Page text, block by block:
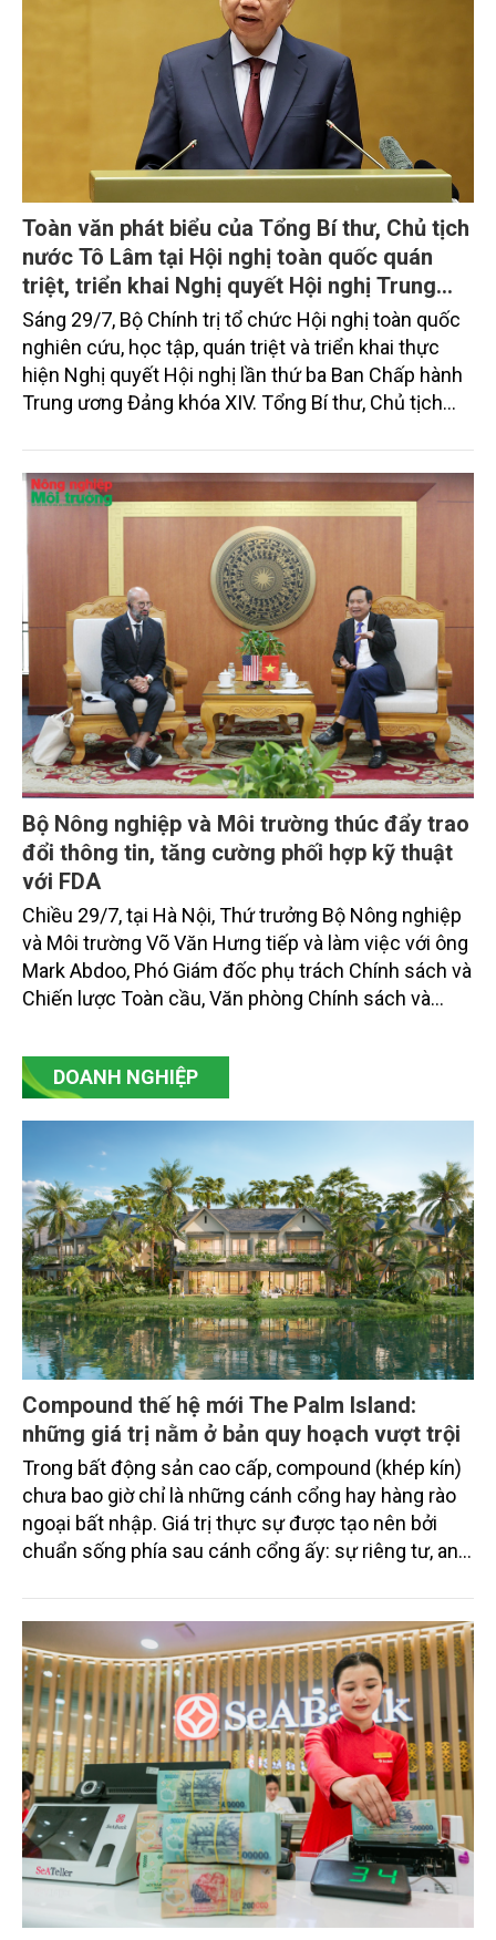
Toàn văn phát biểu của Tổng Bí thư, Chủ tịch
nước Tô Lâm tại Hội nghị toàn quốc quán
triệt, triển khai Nghị quyết Hội nghị Trung
ương 3, khóa XIV
Sáng 29/7, Bộ Chính trị tổ chức Hội nghị toàn quốc
nghiên cứu, học tập, quán triệt và triển khai thực
hiện Nghị quyết Hội nghị lần thứ ba Ban Chấp hành
Trung ương Đảng khóa XIV. Tổng Bí thư, Chủ tịch
trọng. Tạp chí Nông nghiệp và Môi trường trân trọng
giới thiệu toàn văn bài phát biểu của đồng chí Tổng
Bí thư, Chủ tịch nước.
Bộ Nông nghiệp và Môi trường thúc đẩy trao
đổi thông tin, tăng cường phối hợp kỹ thuật
với FDA
Chiều 29/7, tại Hà Nội, Thứ trưởng Bộ Nông nghiệp
và Môi trường Võ Văn Hưng tiếp và làm việc với ông
Mark Abdoo, Phó Giám đốc phụ trách Chính sách và
Chiến lược Toàn cầu, Văn phòng Chính sách và
và Dược phẩm Hoa Kỳ (FDA).
DOANH NGHIỆP
Compound thế hệ mới The Palm Island:
những giá trị nằm ở bản quy hoạch vượt trội
Trong bất động sản cao cấp, compound (khép kín)
chưa bao giờ chỉ là những cánh cổng hay hàng rào
ngoại bất nhập. Giá trị thực sự được tạo nên bởi
chuẩn sống phía sau cánh cổng ấy: sự riêng tư, an
vụ được thiết kế dành riêng cho họ.